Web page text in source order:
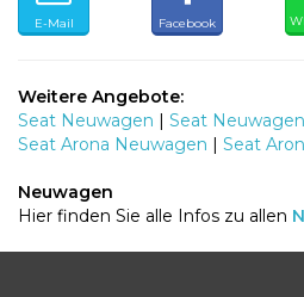
E-Mail Facebook
Weitere Angebote:
Seat Neuwagen | Seat
Seat Arona Neuwagen | Seat
Neuwagen
Hier finden Sie alle Infos zu allen